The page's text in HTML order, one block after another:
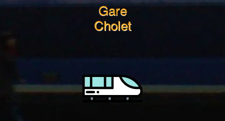
Gare
Cholet